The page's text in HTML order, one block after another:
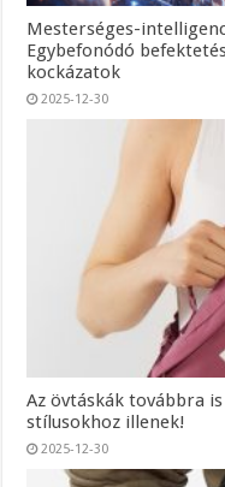
Mesterséges-
Egybefonódó
kockázatok
2025-12-30
Az övtáskák továbbra
stílusokhoz illenek!
2025-12-30